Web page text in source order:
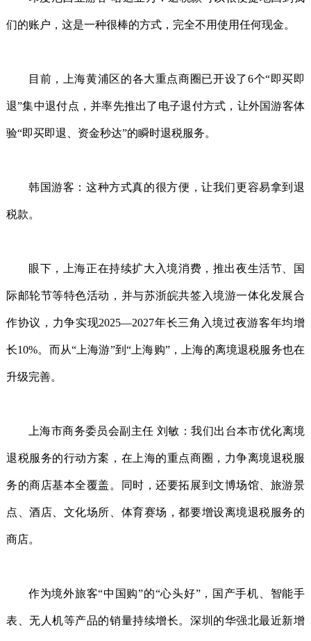
们的账户，这是一种很棒的方式，完全不用使用任何现金。
目前，上海黄浦区的各大重点商圈已开设了6个“即买即
退”集中退付点，并率先推出了电子退付方式，让外国游客体
验“即买即退、资金秒达”的瞬时退税服务。
韩国游客：这种方式真的很方便，让我们更容易拿到退
税款。
眼下，上海正在持续扩大入境消费，推出夜生活节、国
际邮轮节等特色活动，并与苏浙皖共签入境游一体化发展合
作协议，力争实现2025—2027年长三角入境过夜游客年均增
长10%。而从“上海游”到“上海购”，上海的离境退税服务也在
升级完善。
上海市商务委员会副主任 刘敏：我们出台本市优化离境
退税服务的行动方案，在上海的重点商圈，力争离境退税服
务的商店基本全覆盖。同时，还要拓展到文博场馆、旅游景
点、酒店、文化场所、体育赛场，都要增设离境退税服务的
商店。
作为境外旅客“中国购”的“心头好”，国产手机、智能手
表、无人机等产品的销量持续增长。深圳的华强北最近新增